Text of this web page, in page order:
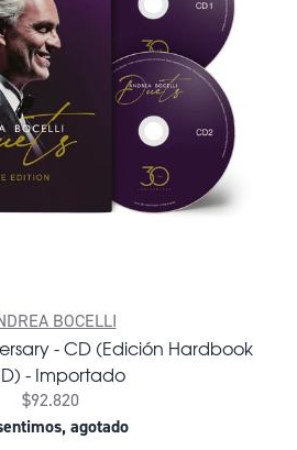
BOCELLI
- CD (Edición Hardbook
- Importado
$92.820
agotado